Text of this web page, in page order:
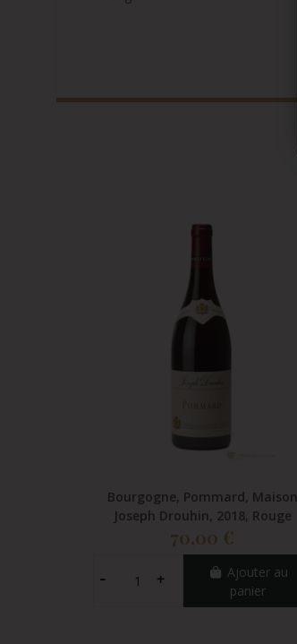
Bourgogne, Pommard, Maison
Joseph Drouhin, 2018, Rouge
70,00 €
Ajouter au
panier